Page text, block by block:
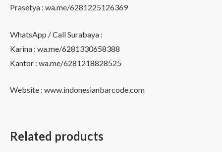
Prasetya : wa.me/6281225126369
WhatsApp / Call Surabaya :
Karina : wa.me/6281330658388
Kantor : wa.me/6281218828525
Website : www.indonesianbarcode.com
Related products